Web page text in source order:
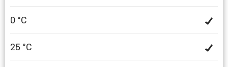
0 °C
25 °C